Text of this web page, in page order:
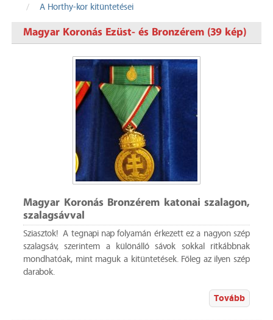
A Horthy-kor kitüntetései
Magyar Koronás Ezüst- és Bronzérem (39 kép)
Magyar Koronás Bronzérem katonai szalagon,
szalagsávval
Sziasztok! A tegnapi nap folyamán érkezett ez a nagyon szép
szalagsáv, szerintem a különálló sávok sokkal ritkábbnak
mondhatóak, mint maguk a kitüntetések. Főleg az ilyen szép
darabok.
Tovább